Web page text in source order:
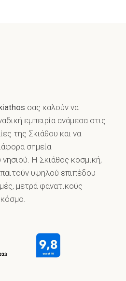
σας καλούν να
εμπειρία ανάμεσα στις
της Σκιάθου και να
σημεία
Η Σκιάθος κοσμική,
υψηλού επιπέδου
μετρά φανατικούς